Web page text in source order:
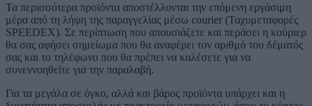
Τα περισσότερα προϊόντα αποστέλλονται την επόμενη εργάσιμη
μέρα από τη λήψη της παραγγελίας μέσω courier (Ταχυμεταφορές
SPEEDEX). Σε περίπτωση που απουσιάζετε και περάσει η κούριερ
θα σας αφήσει σημείωμα που θα αναφέρει τον αριθμό του δέματός
σας και το τηλέφωνο που θα πρέπει να καλέσετε για να
συνεννοηθείτε για την παραλαβή.
Για τα μεγάλα σε όγκο, αλλά και βάρος προϊόντα υπάρχει και η